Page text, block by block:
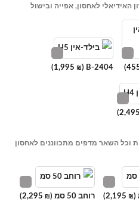
האידיאלי לאחסון, אפייה ובישול
)
B-2404 (
1,995 ₪
)
2,495
)
4 מגירות גבוהות וכל השאר מדפים מתכווננים לאחסון
2,195 ₪
) רוחב 50 סמ ( 2,295 ₪
)